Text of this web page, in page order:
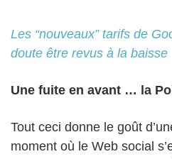
Les “nouveaux” tarifs de
doute être revus à la baisse
Une fuite en avant … la
Tout ceci donne le goût
moment où le Web social